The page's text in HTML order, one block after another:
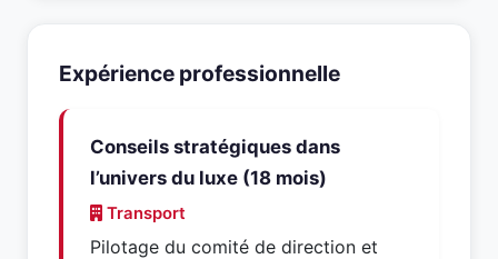
Expérience professionnelle
Conseils stratégiques dans
l’univers du luxe (18 mois)
Transport
Pilotage du comité de direction et